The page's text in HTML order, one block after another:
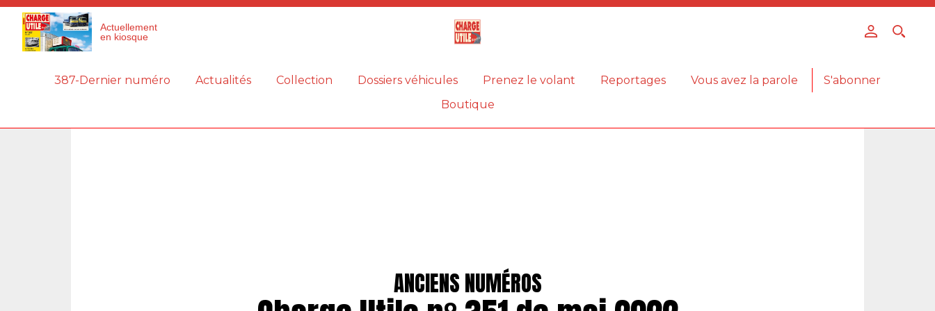
Actuellement
en kiosque
387-Dernier numéro Actualités Collection Dossiers véhicules Prenez le volant Reportages Vous avez la parole
S'abonner
Boutique
ANCIENS NUMÉROS
Panneau de gestion des cookies